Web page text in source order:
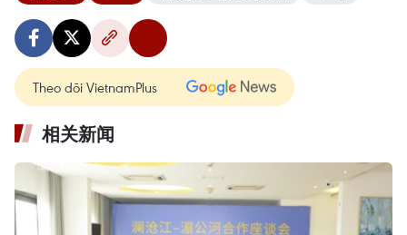
Theo dõi VietnamPlus
相关新闻